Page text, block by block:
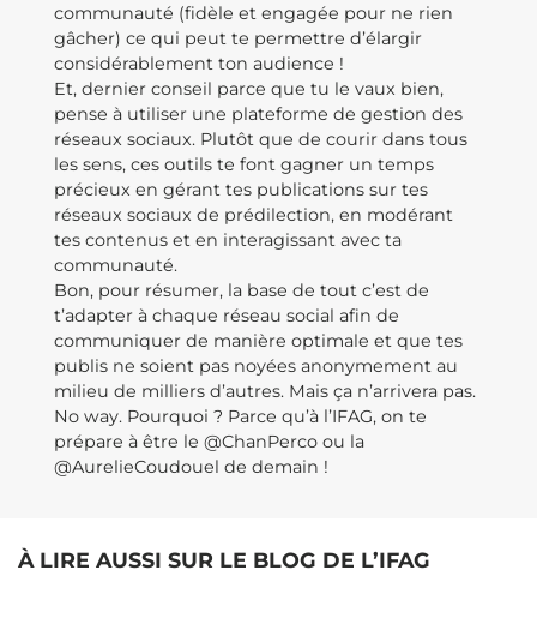
communauté (fidèle et engagée pour ne rien
gâcher) ce qui peut te permettre d’élargir
considérablement ton audience !
Et, dernier conseil parce que tu le vaux bien,
pense à utiliser une plateforme de gestion des
réseaux sociaux. Plutôt que de courir dans tous
les sens, ces outils te font gagner un temps
précieux en gérant tes publications sur tes
réseaux sociaux de prédilection, en modérant
tes contenus et en interagissant avec ta
communauté.
Bon, pour résumer, la base de tout c’est de
t’adapter à chaque réseau social afin de
communiquer de manière optimale et que tes
publis ne soient pas noyées anonymement au
milieu de milliers d’autres. Mais ça n’arrivera pas.
No way. Pourquoi ? Parce qu’à l’IFAG, on te
prépare à être le @ChanPerco ou la
@AurelieCoudouel de demain !
À LIRE AUSSI SUR LE BLOG DE L’IFAG